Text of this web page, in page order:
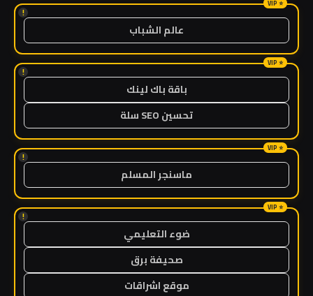
!
عالم الشباب
!
باقة باك لينك
تحسين SEO سلة
!
ماسنجر المسلم
!
ضوء التعليمي
صحيفة برق
موقع اشراقات